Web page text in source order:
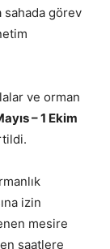
sahada görev
ve orman
– 1 Ekim
izin
mesire
saatlere